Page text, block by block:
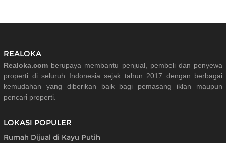
REALOKA
Realoka.com berupaya membantu penjual, pembeli dan penyewa
properti di seluruh Indonesia sejak tahun 2017 dengan berbagai
kemudahan yang diberikan baik bagi pemasang iklan maupun
pencari properti.
LOKASI POPULER
Rumah Dijual di Kayu Putih